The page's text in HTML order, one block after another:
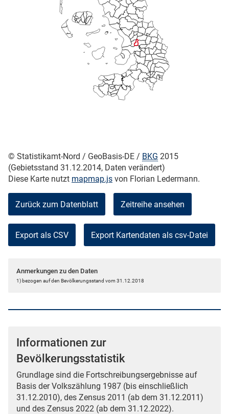
© Statistikamt-Nord / GeoBasis-DE / BKG 2015
(Gebietsstand 31.12.2014, Daten verändert)
Diese Karte nutzt mapmap.js von Florian Ledermann.
Zurück zum Datenblatt Zeitreihe ansehen
Export als CSV
Anmerkungen zu den Daten
1) bezogen auf den Bevölkerungsstand vom 31.12.2018
Informationen zur
Bevölkerungsstatistik
Grundlage sind die Fortschreibungsergebnisse auf
Basis der Volkszählung 1987 (bis einschließlich
31.12.2010), des Zensus 2011 (ab dem 31.12.2011)
und des Zensus 2022 (ab dem 31.12.2022).